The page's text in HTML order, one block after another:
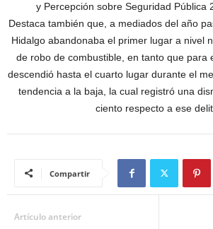
y Percepción sobre Seguridad Pública
Destaca también que, a mediados del año
Hidalgo abandonaba el primer lugar a nivel
de robo de combustible, en tanto que para
descendió hasta el cuarto lugar durante el
tendencia a la baja, la cual registró una
ciento respecto a ese
Compartir
Artículo anterior